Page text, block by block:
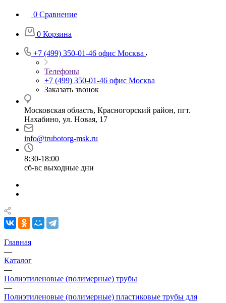
0 Сравнение
0 Корзина
+7 (499) 350-01-46 офис Москва
Телефоны
+7 (499) 350-01-46 офис Москва
Заказать звонок
Московская область, Красногорский район, пгт.
Нахабино, ул. Новая, 17
info@trubotorg-msk.ru
8:30-18:00
сб-вс выходные дни
Главная
—
Каталог
—
Полиэтиленовые (полимерные) трубы
—
Полиэтиленовые (полимерные) пластиковые трубы для